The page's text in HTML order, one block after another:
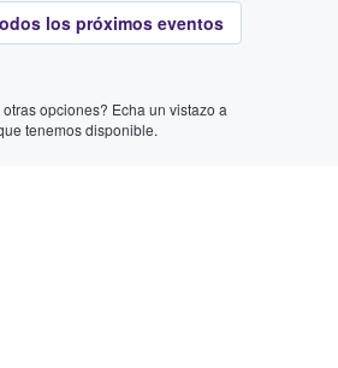
los próximos eventos
opciones? Echa un vistazo a
tenemos disponible.